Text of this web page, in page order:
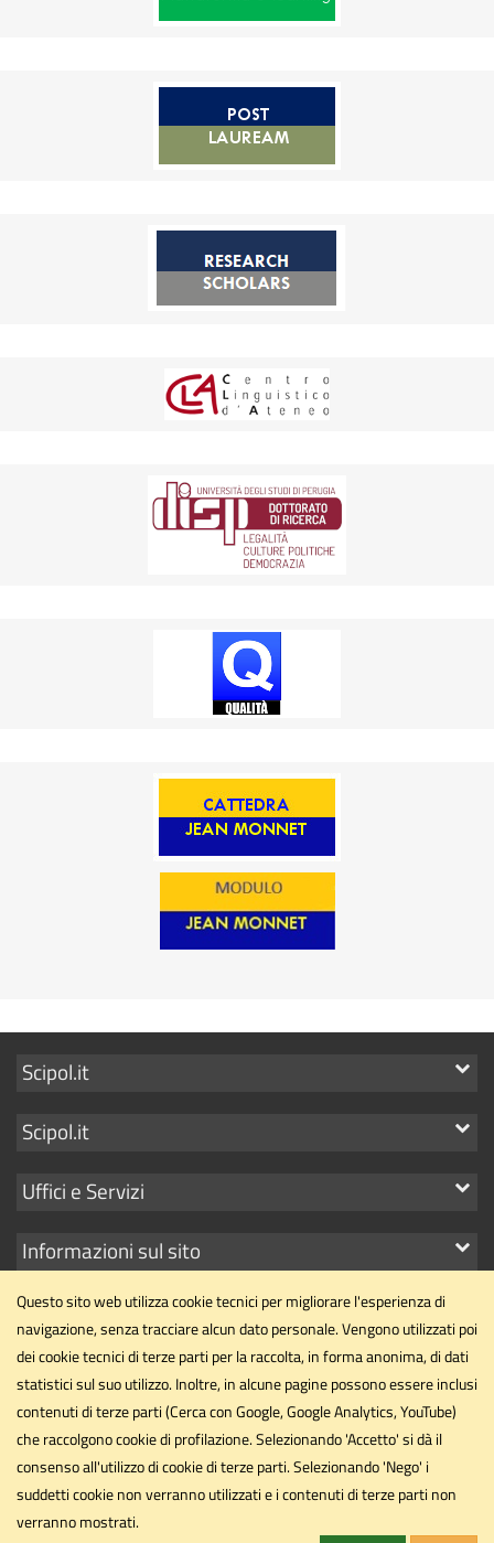
Mostra
link
Scipol.it
Mostra
link
Scipol.it
Mostra
link
Uffici e Servizi
Mostra
link
Informazioni sul sito
Dipartimento di Scienze Politiche
Università degli Studi di Perugia
Via Pascoli, 20 - 06123 - Perugia
Email
dipartimento.scipol@unipg.it
PECdipartimento.scipol@cert.unipg.it
Questo sito web utilizza cookie tecnici per migliorare l'esperienza di
navigazione, senza tracciare alcun dato personale. Vengono utilizzati poi
dei cookie tecnici di terze parti per la raccolta, in forma anonima, di dati
statistici sul suo utilizzo. Inoltre, in alcune pagine possono essere inclusi
contenuti di terze parti (Cerca con Google, Google Analytics, YouTube)
che raccolgono cookie di profilazione. Selezionando 'Accetto' si dà il
consenso all'utilizzo di cookie di terze parti. Selezionando 'Nego' i
suddetti cookie non verranno utilizzati e i contenuti di terze parti non
verranno mostrati.